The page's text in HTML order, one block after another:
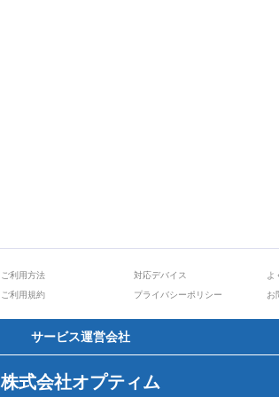
ご利用方法 対応デバイス
よ
ご利用規約
プライバシーポリシー お
サービス運営会社
株式会社オプティム